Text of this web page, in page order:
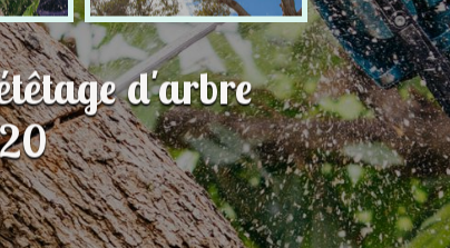
d'arbre